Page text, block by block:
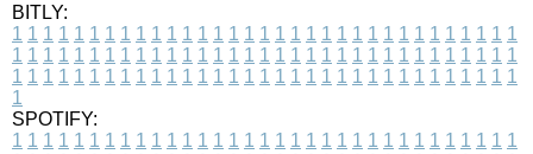
BITLY:
1 1 1 1 1 1 1 1 1 1 1 1 1 1 1 1 1 1 1 1 1 1 1 1 1 1 1 1 1 1 1 1 1
1 1 1 1 1 1 1 1 1 1 1 1 1 1 1 1 1 1 1 1 1 1 1 1 1 1 1 1 1 1 1 1 1
1 1 1 1 1 1 1 1 1 1 1 1 1 1 1 1 1 1 1 1 1 1 1 1 1 1 1 1 1 1 1 1 1
1
SPOTIFY:
1 1 1 1 1 1 1 1 1 1 1 1 1 1 1 1 1 1 1 1 1 1 1 1 1 1 1 1 1 1 1 1 1